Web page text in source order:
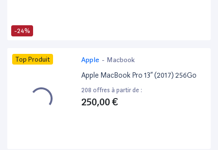
-24%
Top Produit Apple - Macbook
Apple MacBook Pro 13” (2017) 256Go
208 offres à partir de :
250,00 €